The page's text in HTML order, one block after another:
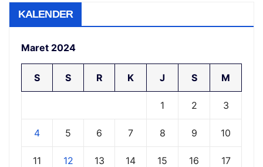
KALENDER
Maret 2024
S S R K J S M
1 2 3
4 5 6 7 8 9 10
11 12 13 14 15 16 17